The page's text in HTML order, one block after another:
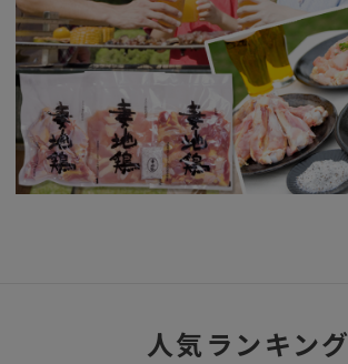
人気ランキング